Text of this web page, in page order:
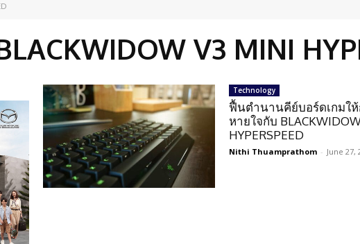
V3 MINI
Technology
ฟื้นตำนานคีย์บอร์ดเกมใ
หายใจกับ
HYPERSPEED
Nithi Thuamprathom - June 27,